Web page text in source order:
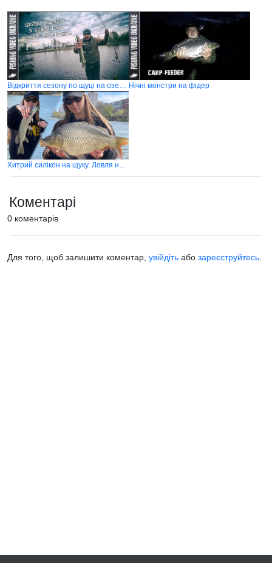
Відкриття сезону по щуці на озері Корольок Нічні монстри на фідер
Хитрий силікон на щуку. Ловля на спінінг ранньою весною
Коментарі
0 коментарів
Для того, щоб залишити коментар, увійдіть або зареєструйтесь